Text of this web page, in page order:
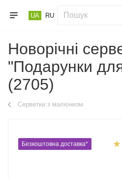
UA RU
Новорічні
"Подарунки
(2705)
Серветки з малюнком
Безкоштовна доставка*